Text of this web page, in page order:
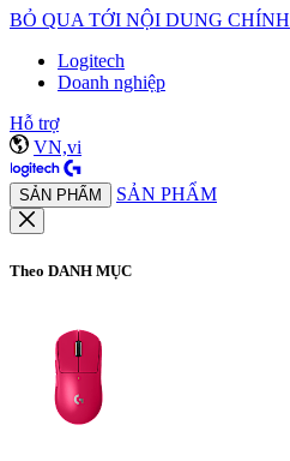
BỎ QUA TỚI NỘI DUNG CHÍNH
Logitech
Doanh nghiệp
Hỗ trợ
VN,vi
SẢN PHẨM SẢN PHẨM
Theo DANH MỤC